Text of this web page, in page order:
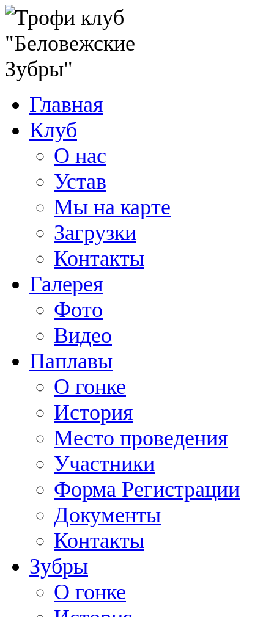
Главная
Клуб
О нас
Устав
Мы на карте
Загрузки
Контакты
Галерея
Фото
Видео
Паплавы
О гонке
История
Место проведения
Участники
Форма Регистрации
Документы
Контакты
Зубры
О гонке